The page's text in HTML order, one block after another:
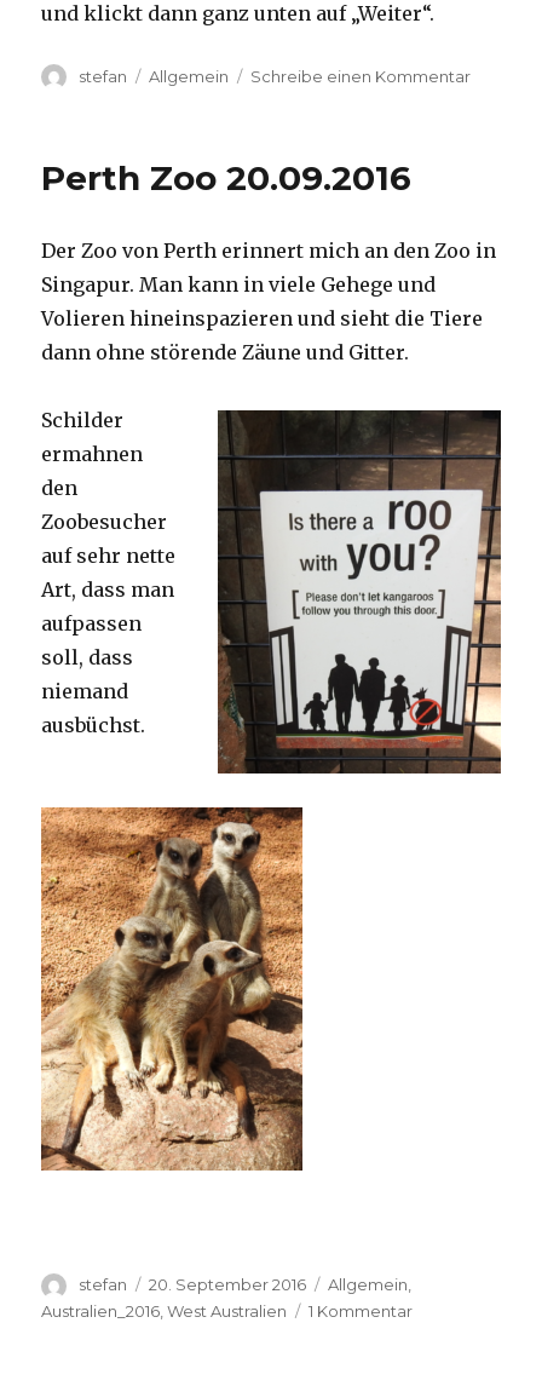
und klickt dann ganz unten auf „Weiter“.
Autor
stefan Kategorien
Allgemein Schreibe einen Kommentarzu
Perth
Perth Zoo 20.09.2016
Der Zoo von Perth erinnert mich an den Zoo in
Singapur. Man kann in viele Gehege und
Volieren hineinspazieren und sieht die Tiere
dann ohne störende Zäune und Gitter.
Schilder
ermahnen
den
Zoobesucher
auf sehr nette
Art, dass man
aufpassen
soll, dass
niemand
ausbüchst.
Autor
stefan
Veröffentlicht
am
20. September 2016 Kategorien
Allgemein,
Australien_2016 ,West Australien 1 Kommentarzu